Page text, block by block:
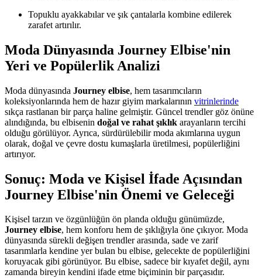
Topuklu ayakkabılar ve şık çantalarla kombine edilerek
zarafet artırılır.
Moda Dünyasında Journey Elbise'nin
Yeri ve Popülerlik Analizi
Moda dünyasında Journey elbise, hem tasarımcıların
koleksiyonlarında hem de hazır giyim markalarının vitrinlerinde
sıkça rastlanan bir parça haline gelmiştir. Güncel trendler göz önüne
alındığında, bu elbisenin doğal ve rahat şıklık arayanların tercihi
olduğu görülüyor. Ayrıca, sürdürülebilir moda akımlarına uygun
olarak, doğal ve çevre dostu kumaşlarla üretilmesi, popülerliğini
artırıyor.
Sonuç: Moda ve Kişisel İfade Açısından
Journey Elbise'nin Önemi ve Geleceği
Kişisel tarzın ve özgünlüğün ön planda olduğu günümüzde,
Journey elbise, hem konforu hem de şıklığıyla öne çıkıyor. Moda
dünyasında sürekli değişen trendler arasında, sade ve zarif
tasarımlarla kendine yer bulan bu elbise, gelecekte de popülerliğini
koruyacak gibi görünüyor. Bu elbise, sadece bir kıyafet değil, aynı
zamanda bireyin kendini ifade etme biçiminin bir parçasıdır.